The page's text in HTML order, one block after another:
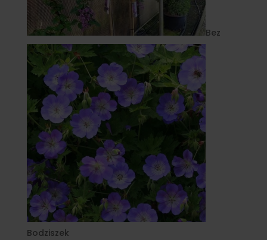
Bez
Bodziszek